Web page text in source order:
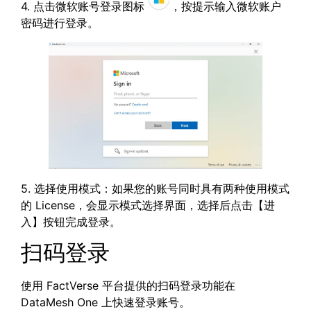
4. 点击微软账号登录图标
，按提示输入微软账户
密码进行登录。
5. 选择使用模式：如果您的账号同时具有两种使用模式
的 License，会显示模式选择界面，选择后点击【进
入】按钮完成登录。
扫码登录
使用 FactVerse 平台提供的扫码登录功能在
DataMesh One 上快速登录账号。